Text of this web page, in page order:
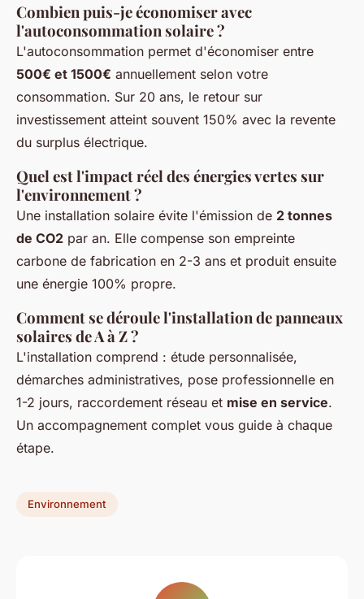
Combien puis-je économiser avec
l'autoconsommation solaire ?
L'autoconsommation permet d'économiser entre
500€ et 1500€ annuellement selon votre
consommation. Sur 20 ans, le retour sur
investissement atteint souvent 150% avec la revente
du surplus électrique.
Quel est l'impact réel des énergies vertes sur
l'environnement ?
Une installation solaire évite l'émission de 2 tonnes
de CO2 par an. Elle compense son empreinte
carbone de fabrication en 2-3 ans et produit ensuite
une énergie 100% propre.
Comment se déroule l'installation de panneaux
solaires de A à Z ?
L'installation comprend : étude personnalisée,
démarches administratives, pose professionnelle en
1-2 jours, raccordement réseau et mise en service.
Un accompagnement complet vous guide à chaque
étape.
Environnement